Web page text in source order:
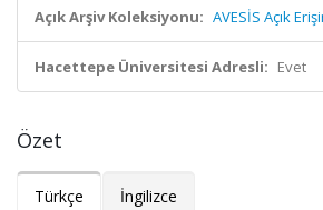
Açık Arşiv Koleksiyonu: AVESİS Açık
Hacettepe Üniversitesi Adresli: Evet
Özet
Türkçe İngilizce